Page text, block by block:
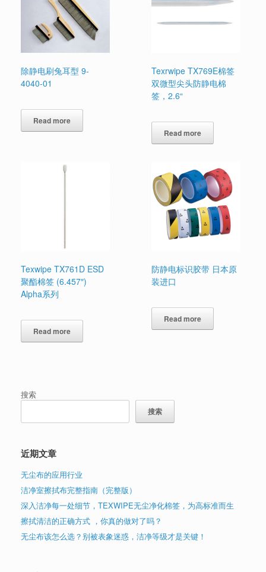
除静电刷兔耳型 9-
4040-01
Read more
Texrwipe TX769E棉签
双微型尖头防静电棉
签，2.6“
Read more
Texwipe TX761D ESD
聚酯棉签 (6.457″)
Alpha系列
Read more
防静电标识胶带 日本原
装进口
Read more
搜索
搜索
近期文章
无尘布的应用行业
洁净室擦拭布完整指南（完整版）
深入洁净每一处细节，TEXWIPE无尘净化棉签，为高标准而生
擦拭清洁的正确方式 ，你真的做对了吗？
无尘布该怎么选？别被表象迷惑，洁净等级才是关键！